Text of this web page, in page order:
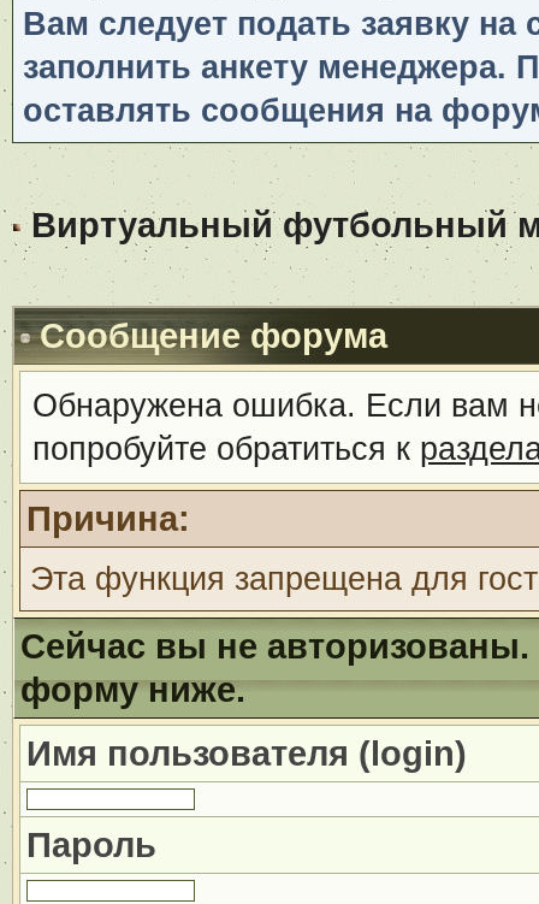
Вам следует подать заявку
заполнить анкету менеджера.
оставлять сообщения на
Виртуальный футбольный
Сообщение форума
Обнаружена ошибка. Если вам
попробуйте обратиться к
Причина:
Эта функция запрещена для
Сейчас вы не авторизованы.
форму ниже.
Имя пользователя (login)
Пароль